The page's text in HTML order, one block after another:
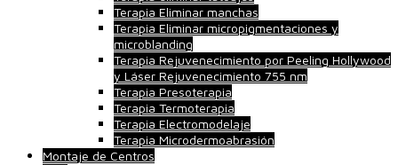
Terapia Eliminar manchas
Terapia Eliminar micropigmentaciones y
microblanding
Terapia Rejuvenecimiento por Peeling Hollywood
y Láser Rejuvenecimiento 755 nm
Terapia Presoterapia
Terapia Termoterapia
Terapia Electromodelaje
Terapia Microdermoabrasión
Montaje de Centros